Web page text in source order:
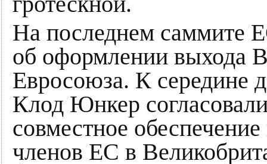
На последнем саммите
об оформлении выхода
Евросоюза. К середине
Клод Юнкер
совместное
членов ЕС в